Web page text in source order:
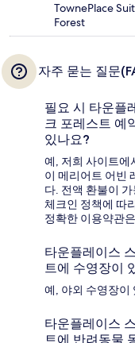
TownePlace
Forest
자주 묻는 질문
필요 시 타운플
크 포레스트 예
있나요?
예, 저희 사이트에
이 메리어트 어빈
다. 전액 환불이
체크인 정책에 따
정확한 이용약관
타운플레이스
트에 수영장이
예, 야외 수영장이
타운플레이스
트에 반려동물